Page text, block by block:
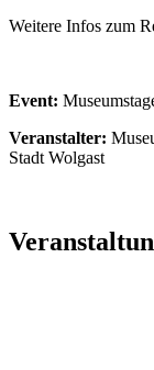
Weitere Infos zum
Event:
Veranstalter:
Stadt Wolgast